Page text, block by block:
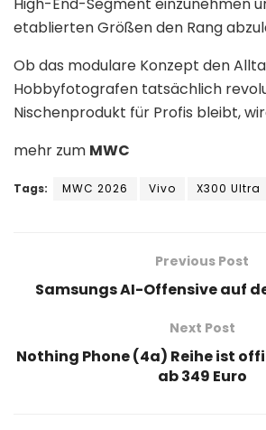
etablierten Größen den Rang
Ob das modulare Konzept den
Hobbyfotografen tatsächlich
Nischenprodukt für Profis bleibt,
mehr zum MWC
Tags: MWC 2026 Vivo X300 Ultra
Previous Post
Samsungs AI-Offensive auf
Next Post
Nothing Phone (4a) Reihe ist
ab 349 Euro